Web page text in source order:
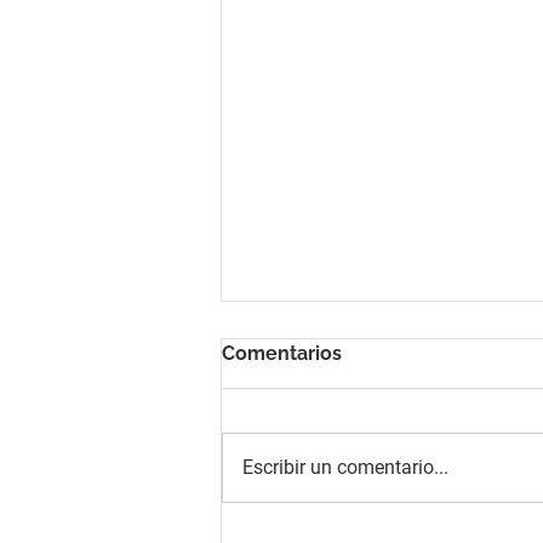
Comentarios
Escribir un comentario...